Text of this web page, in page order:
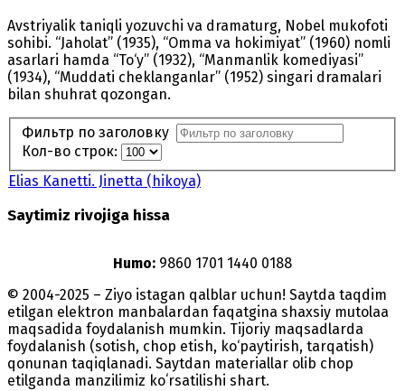
Avstriyalik taniqli yozuvchi va dramaturg, Nobel mukofoti
sohibi. “Jaholat” (1935), “Omma va hokimiyat” (1960) nomli
asarlari hamda “To‘y” (1932), “Manmanlik komediyasi”
(1934), “Muddati cheklanganlar” (1952) singari dramalari
bilan shuhrat qozongan.
Фильтр по заголовку
Кол-во строк:
Elias Kanetti. Jinetta (hikoya)
Saytimiz rivojiga hissa
Humo: 9860 1701 1440 0188
© 2004-2025 – Ziyo istagan qalblar uchun! Saytda taqdim
etilgan elektron manbalardan faqatgina shaxsiy mutolaa
maqsadida foydalanish mumkin. Tijoriy maqsadlarda
foydalanish (sotish, chop etish, ko‘paytirish, tarqatish)
qonunan taqiqlanadi. Saytdan materiallar olib chop
etilganda manzilimiz koʻrsatilishi shart.